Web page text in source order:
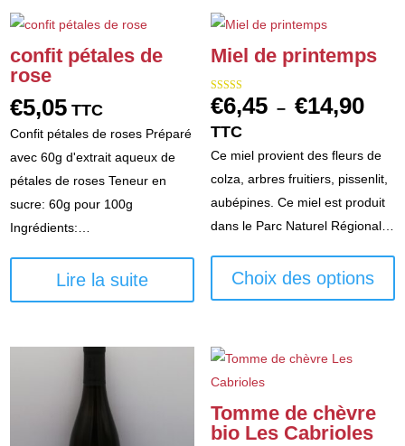
confit pétales de
rose
€5,05 TTC
Confit pétales de roses Préparé
avec 60g d'extrait aqueux de
pétales de roses Teneur en
sucre: 60g pour 100g
Ingrédients:…
Lire la suite
Miel de printemps
Note
5.00
€6,45 – €14,90
prix :
€6,45
à
TTC
Ce miel provient des fleurs de
colza, arbres fruitiers, pissenlit,
aubépines. Ce miel est produit
dans le Parc Naturel Régional…
Choix des options
Tomme de chèvre
bio Les Cabrioles